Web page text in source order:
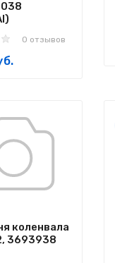
0 отзывов
коленвала
3693938